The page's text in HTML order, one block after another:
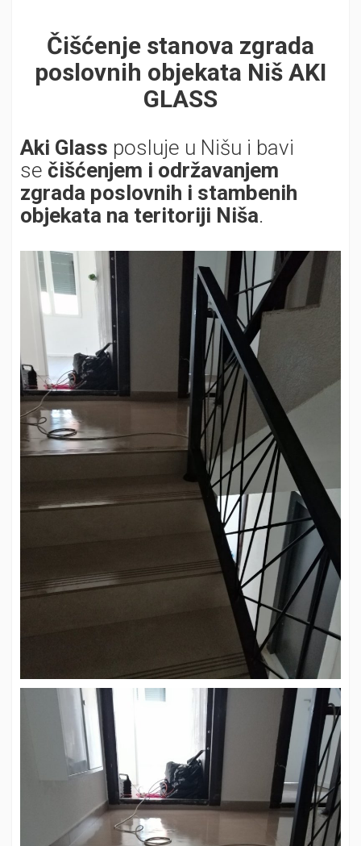
Čišćenje stanova zgrada
poslovnih objekata Niš AKI
GLASS
Aki Glass posluje u Nišu i bavi
se čišćenjem i održavanjem
zgrada poslovnih i stambenih
objekata na teritoriji Niša.